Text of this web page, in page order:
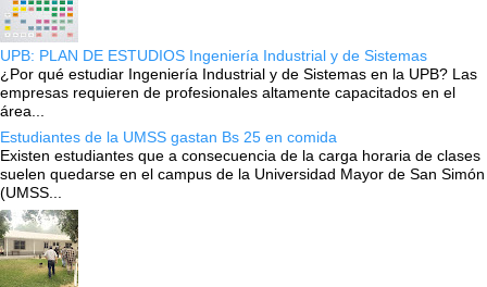
UPB: PLAN DE ESTUDIOS Ingeniería Industrial y de Sistemas
¿Por qué estudiar Ingeniería Industrial y de Sistemas en la UPB? Las
empresas requieren de profesionales altamente capacitados en el
área...
Estudiantes de la UMSS gastan Bs 25 en comida
Existen estudiantes que a consecuencia de la carga horaria de clases
suelen quedarse en el campus de la Universidad Mayor de San Simón
(UMSS...